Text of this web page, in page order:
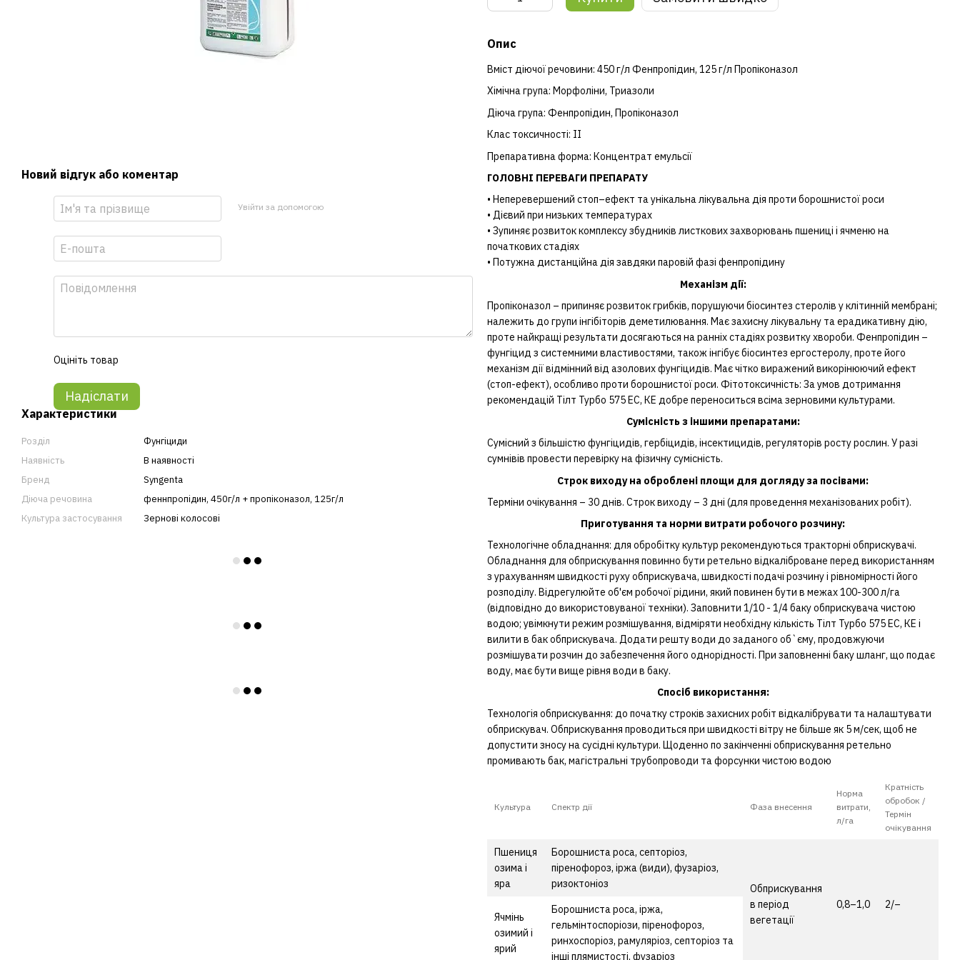
Новий відгук або коментар
Увійти за допомогою
Оцініть товар
Надіслати
Характеристики
Розділ
Фунгіциди
Наявність
В наявності
Бренд
Syngenta
Діюча речовина
феннпропідин, 450г/л + пропіконазол, 125г/л
Культура застосування
Зернові колосові
Опис
Вміст діючої речовини: 450 г/л Фенпропідин, 125 г/л Пропіконазол
Хімічна група: Морфоліни, Триазоли
Діюча група: Фенпропідин, Пропіконазол
Клас токсичності: II
Препаративна форма: Концентрат емульсії
ГОЛОВНІ ПЕРЕВАГИ ПРЕПАРАТУ
• Неперевершений стоп–ефект та унікальна лікувальна дія проти борошнистої роси
• Дієвий при низьких температурах
• Зупиняє розвиток комплексу збудників листкових захворювань пшениці і ячменю на
початкових стадіях
• Потужна дистанційна дія завдяки паровій фазі фенпропідину
Механізм дії:
Пропіконазол – припиняє розвиток грибків, порушуючи біосинтез стеролів у клітинній мембрані;
належить до групи інгібіторів деметилювання. Має захисну лікувальну та ерадикативну дію,
проте найкращі результати досягаються на ранніх стадіях розвитку хвороби. Фенпропідин –
фунгіцид з системними властивостями, також інгібує біосинтез ергостеролу, проте його
механізм дії відмінний від азолових фунгіцидів. Має чітко виражений викорінюючий ефект
(стоп-ефект), особливо проти борошнистої роси. Фітотоксичність: За умов дотримання
рекомендацій Тілт Турбо 575 ЕС, КЕ добре переноситься всіма зерновими культурами.
Сумісність з іншими препаратами:
Сумісний з більшістю фунгіцидів, гербіцидів, інсектицидів, регуляторів росту рослин. У разі
сумнівів провести перевірку на фізичну сумісність.
Строк виходу на оброблені площи для догляду за посівами:
Терміни очікування – 30 днів. Строк виходу – 3 дні (для проведення механізованих робіт).
Приготування та норми витрати робочого розчину:
Технологічне обладнання: для обробітку культур рекомендуються тракторні обприскувачі.
Обладнання для обприскування повинно бути ретельно відкаліброване перед використанням
з урахуванням швидкості руху обприскувача, швидкості подачі розчину і рівномірності його
розподілу. Відрегулюйте об'єм робочої рідини, який повинен бути в межах 100-300 л/га
(відповідно до використовуваної техніки). Заповнити 1/10 - 1/4 баку обприскувача чистою
водою; увімкнути режим розмішування, відміряти необхідну кількість Тілт Турбо 575 ЕС, КЕ і
вилити в бак обприскувача. Додати решту води до заданого об`єму, продовжуючи
розмішувати розчин до забезпечення його однорідності. При заповненні баку шланг, що подає
воду, має бути вище рівня води в баку.
Спосіб використання:
Технологія обприскування: до початку строків захисних робіт відкалібрувати та налаштувати
обприскувач. Обприскування проводиться при швидкості вітру не більше як 5 м/сек, щоб не
допустити зносу на сусідні культури. Щоденно по закінченні обприскування ретельно
промивають бак, магістральні трубопроводи та форсунки чистою водою
Культура Спектр дії Фаза внесення
Норма
витрати,
л/га
Кратність
обробок /
Термін
очікування
Пшениця
озима і
яра
Борошниста роса, септоріоз,
піренофороз, іржа (види), фузаріоз,
ризоктоніоз
Обприскування
в період
вегетації
0,8–1,0
2/–
Ячмінь
озимий і
ярий
Борошниста роса, іржа,
гельмінтоспоріози, піренофороз,
ринхоспоріоз, рамуляріоз, септоріоз та
інші плямистості, фузаріоз